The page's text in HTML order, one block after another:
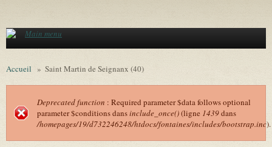
Main menu
Accueil » Saint Martin de Seignanx (40)
Message d'erreur
Deprecated function : Required parameter $data follows optional
parameter $conditions dansinclude_once()(ligne 1439dans
/homepages/19/d732246248/htdocs/fontaines/includes/bootstrap.inc).